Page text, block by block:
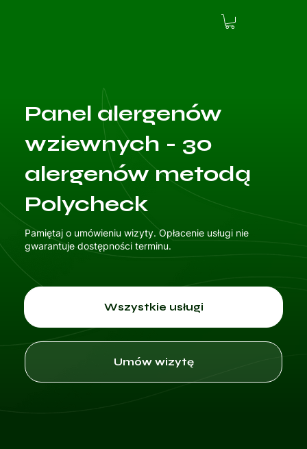
Panel alergenów
wziewnych - 30
alergenów metodą
Polycheck
Pamiętaj o umówieniu wizyty. Opłacenie usługi nie
gwarantuje dostępności terminu.
Wszystkie usługi
Umów wizytę